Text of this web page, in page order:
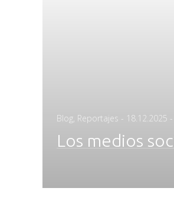
Blog, Reportajes - Posted
18.12.2025
Los medios